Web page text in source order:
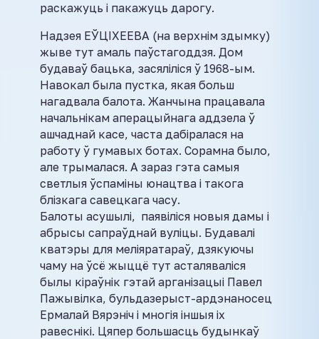
раскажуць і пакажуць дарогу.
Надзея ЕЎЦІХЕЕВА (на верхнім здымку)
жыве тут амаль паўстагоддзя. Дом
будаваў бацька, засяліліся ў 1968-ым.
Навокал была пустка, якая больш
нагадвала балота. Жанчына працавала
начальнікам аперацыйнага аддзела ў
ашчаднай касе, часта дабіралася на
работу ў гумавых ботах. Сорамна было,
але трымалася. А зараз гэта самыя
светлыя ўспаміны юнацтва і такога
блізкага савецкага часу.
Балоты асушылі, паявіліся новыя дамы і
абрысы сапраўднай вуліцы. Будавалі
кватэры для меліяратараў, дзякуючы
чаму на ўсё жыццё тут асталяваліся
былы кіраўнік гэтай арганізацыі Павел
Пажывілка, бульдазерыст-ардэнаносец
Ермалай Вярэніч і многія іншыя іх
равеснікі. Цяпер большасць будынкаў